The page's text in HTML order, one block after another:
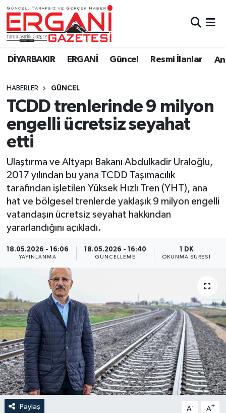
DİYARBAKIR ERGANİ Güncel Resmi İlanlar
HABERLER GÜNCEL
TCDD trenlerinde 9 milyon
engelli ücretsiz seyahat
etti
Ulaştırma ve Altyapı Bakanı Abdulkadir Uraloğlu,
2017 yılından bu yana TCDD Taşımacılık
tarafından işletilen Yüksek Hızlı Tren (YHT), ana
hat ve bölgesel trenlerde yaklaşık 9 milyon engelli
vatandaşın ücretsiz seyahat hakkından
yararlandığını açıkladı.
18.05.2026 - 16:06
YAYINLANMA
18.05.2026 - 16:40
GÜNCELLEME
1 DK
OKUNMA SÜRESI
Paylaş A- A+
DİYARBAKIR
BİSMİL
BAĞLAR
ERGANİ
Güncel
Eği̇ti̇m
Resmi İlanlar
Sağlık
Si̇yaset
Spor
Anali̇z
Bi̇li̇m & Teknoloji̇
Dünya
Eği̇ti̇m
Ergani Nöbetçi Eczaneler
Ergani Hava Durumu
Ergani Trafik Yoğunluk Haritası
Süper Lig Puan Durumu ve Fikstür
Tüm Manşetler
Son Dakika Haberleri
Haber Arşivi